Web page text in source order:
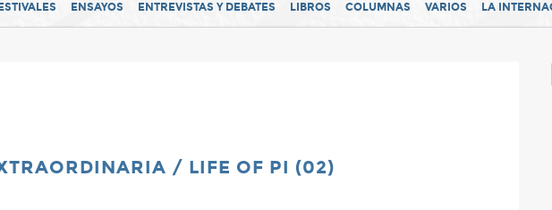
ENSAYOS ENTREVISTAS Y DEBATES LIBROS COLUMNAS VARIOS LA
/ LIFE OF PI (02)